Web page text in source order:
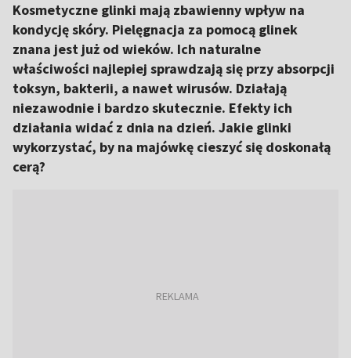
Kosmetyczne glinki mają zbawienny wpływ na
kondycję skóry. Pielęgnacja za pomocą glinek
znana jest już od wieków. Ich naturalne
właściwości najlepiej sprawdzają się przy absorpcji
toksyn, bakterii, a nawet wirusów. Działają
niezawodnie i bardzo skutecznie. Efekty ich
działania widać z dnia na dzień. Jakie glinki
wykorzystać, by na majówkę cieszyć się doskonałą
cerą?